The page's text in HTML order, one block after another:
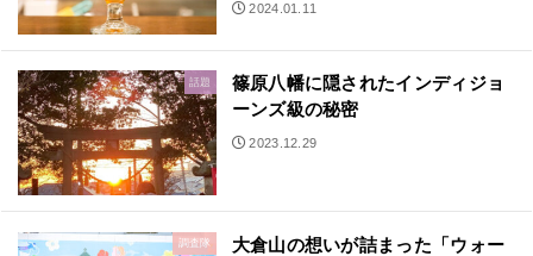
2024.01.11
話題
篠原八幡に隠されたインディジョ
ーンズ級の秘密
2023.12.29
調査隊
大倉山の想いが詰まった「ウォー